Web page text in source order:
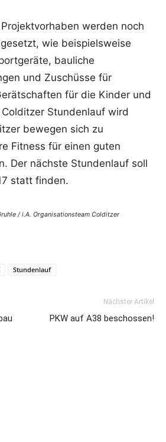
werden noch
wie beispielsweise
bauliche
und Zuschüsse für
für die Kinder und
Stundenlauf wird
bewegen sich zu
Fitness für einen guten
Der nächste Stundenlauf soll
statt finden.
/ i.A. Organisationsteam Colditzer
Stundenlauf
Nächster Artikel
PKW auf A38 beschossen!